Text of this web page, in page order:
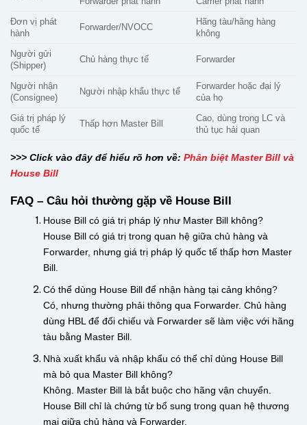
Đơn vị phát
hành
Forwarder/NVOCC
Hãng tàu/hãng hàng
không
Người gửi
(Shipper)
Chủ hàng thực tế Forwarder
Người nhận
(Consignee)
Người nhập khẩu thực tế
Forwarder hoặc đại lý
của họ
Giá trị pháp lý
quốc tế
Thấp hơn Master Bill
Cao, dùng trong LC và
thủ tục hải quan
>>> Click vào đây để hiểu rõ hơn về: Phân biệt Master Bill và
House Bill
FAQ – Câu hỏi thường gặp về House Bill
House Bill có giá trị pháp lý như Master Bill không?
House Bill có giá trị trong quan hệ giữa chủ hàng và
Forwarder, nhưng giá trị pháp lý quốc tế thấp hơn Master
Bill.
Có thể dùng House Bill để nhận hàng tại cảng không?
Có, nhưng thường phải thông qua Forwarder. Chủ hàng
dùng HBL để đối chiếu và Forwarder sẽ làm việc với hãng
tàu bằng Master Bill.
Nhà xuất khẩu và nhập khẩu có thể chỉ dùng House Bill
mà bỏ qua Master Bill không?
Không. Master Bill là bắt buộc cho hãng vận chuyển.
House Bill chỉ là chứng từ bổ sung trong quan hệ thương
mại giữa chủ hàng và Forwarder.